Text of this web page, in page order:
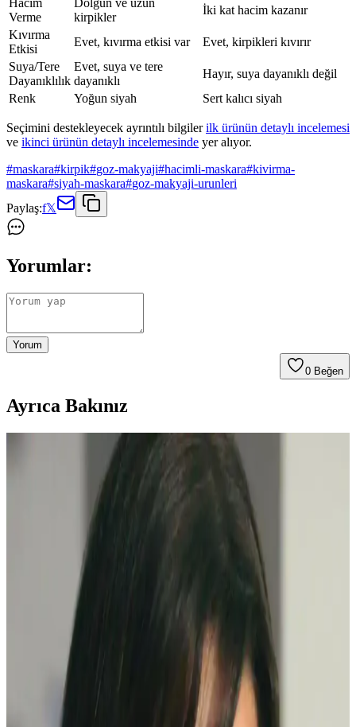
Hacim
Verme
Dolgun ve uzun
kirpikler
İki kat hacim kazanır
Kıvırma
Etkisi
Evet, kıvırma etkisi var
Evet, kirpikleri kıvırır
Suya/Tere
Dayanıklılık
Evet, suya ve tere
dayanıklı
Hayır, suya dayanıklı değil
Renk
Yoğun siyah Sert kalıcı siyah
Seçimini destekleyecek ayrıntılı bilgilerilk ürünün detaylı incelemesi
ve ikinci ürünün detaylı incelemesinde yer alıyor.
#maskara#kirpik#goz-makyaji#hacimli-maskara#kivirma-
maskara#siyah-maskara#goz-makyaji-urunleri
Paylaş:f𝕏
Yorumlar:
Yorum
0 Beğen
Ayrıca Bakınız
Clio Kill Cover Mesh Glow Cushion Ayrışma
Sorunu ve Makyaj Uygulama Yöntemleri
Clio Kill Cover Mesh Glow cushion ürününde görülen ayrışma
sorunu, krem kapatıcı baz kullanımı ve hafif uygulama ile
azaltılabilir. Kirpiklerde maskara ve bireysel kirpik uygulaması doğal
görünüm sağlar.
Doğal Görünüm İçin En İyi Hafif Maskara
Seçenekleri ve Kullanım İpuçları
Doğal görünümlü maskaralar, hafif ve su bazlı formülleriyle günlük
kullanımda kirpiklere hacim ve uzunluk kazandırır, doğal kıvrımı
korur. İnce fırçalar ve doğru uygulama teknikleriyle gözlerinize
doğal çekicilik katın.
Gece Şıklığını Tamamlayan Göz Makyajı Teknikleri
ve Uygulama İpuçları